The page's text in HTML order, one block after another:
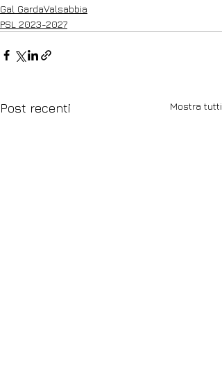
Gal GardaValsabbia
PSL 2023-2027
Post recenti Mostra tutti